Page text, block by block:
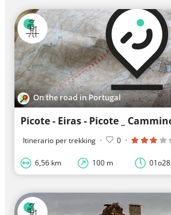
On the road in Portugal
Itinerario per trekking · 0 ·
6,56 km 100 m 01o28